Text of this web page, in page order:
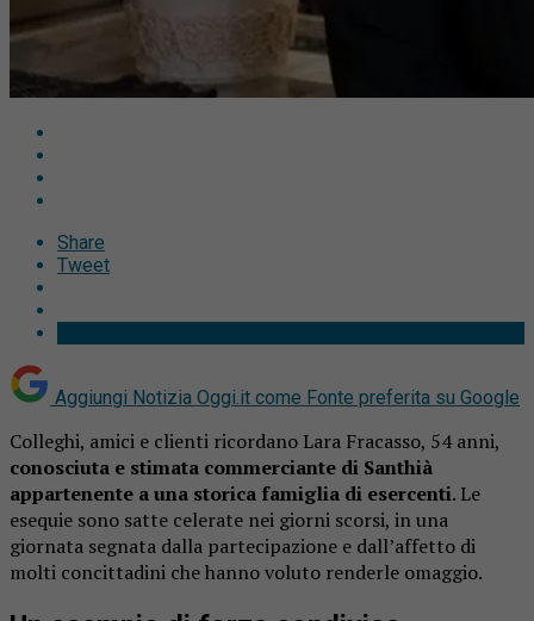
Share
Tweet
Aggiungi Notizia Oggi.it come Fonte preferita su Google
Colleghi, amici e clienti ricordano Lara Fracasso, 54 anni,
conosciuta e stimata commerciante di Santhià
appartenente a una storica famiglia di esercenti. Le
esequie sono satte celerate nei giorni scorsi, in una
giornata segnata dalla partecipazione e dall’affetto di
molti concittadini che hanno voluto renderle omaggio.